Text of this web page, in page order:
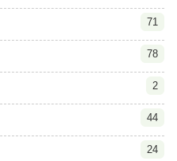
71
78
2
44
24